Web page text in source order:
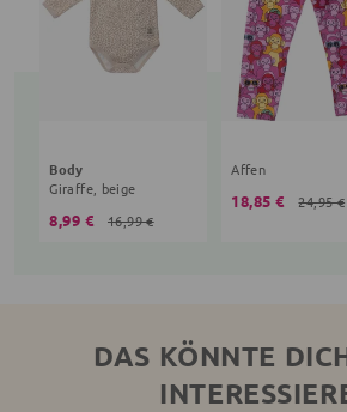
Body
Giraffe, beige
8,99 € 16,99 €
Affen
18,85 € 24,95 €
DAS KÖNNTE